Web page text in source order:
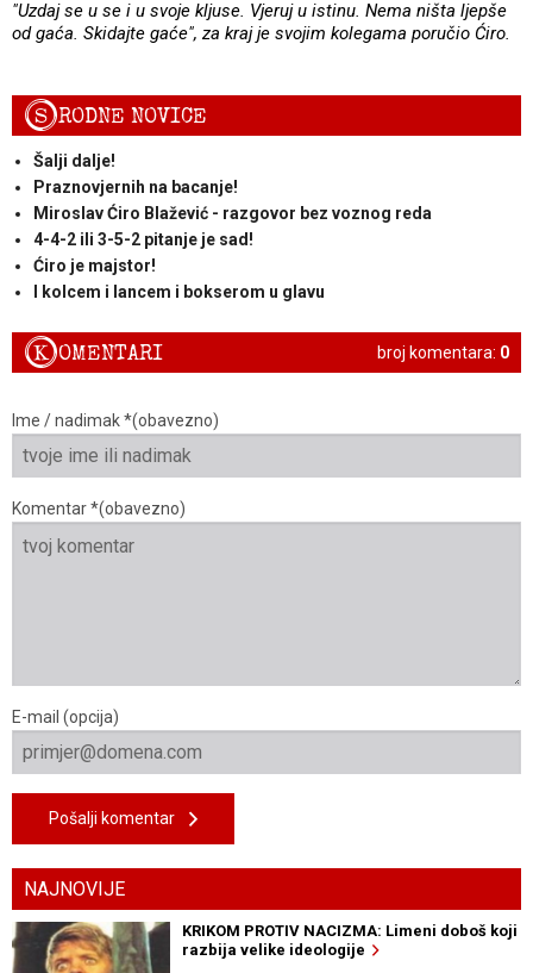
"Uzdaj se u se i u svoje kljuse. Vjeruj u istinu. Nema ništa ljepše
od gaća. Skidajte gaće", za kraj je svojim kolegama poručio Ćiro.
SRODNE NOVICE
Šalji dalje!
Praznovjernih na bacanje!
Miroslav Ćiro Blažević - razgovor bez voznog reda
4-4-2 ili 3-5-2 pitanje je sad!
Ćiro je majstor!
I kolcem i lancem i bokserom u glavu
broj komentara: 0
KOMENTARI
Ime / nadimak *(obavezno)
Komentar *(obavezno)
E-mail (opcija)
Pošalji komentar
NAJNOVIJE
KRIKOM PROTIV NACIZMA: Limeni doboš koji
razbija velike ideologije